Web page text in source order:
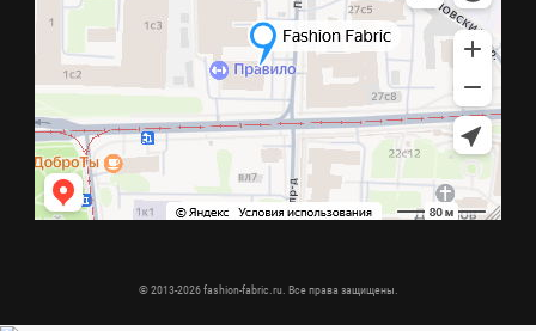
© 2013-2026 fashion-fabric.ru. Все права защищены.